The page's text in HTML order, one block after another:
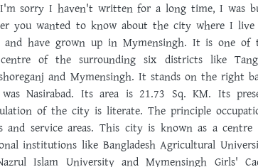
sorry I haven't written for a long time, I was
you wanted to know about the city where I
have grown up in Mymensingh. It is one of
of the surrounding six districts like
and Mymensingh. It stands on the right
Nasirabad. Its area is 21.73 Sq. KM. Its
of the city is literate. The principle
service areas. This city is known as a centre
institutions like Bangladesh Agricultural
Islam University and Mymensingh Girls'